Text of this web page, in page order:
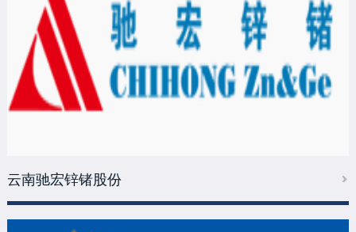
云南驰宏锌锗股份